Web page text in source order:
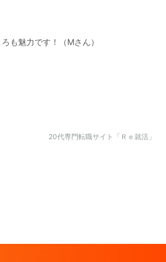
も魅力です！（Mさん）
20代専門転職サイト「Ｒｅ就活」